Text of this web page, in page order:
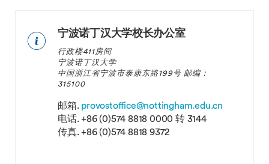
宁波诺丁汉大学校长办公室
行政楼411房间
宁波诺丁汉大学
中国浙江省宁波市泰康东路199号 邮编：
315100
邮箱. provostoffice@nottingham.edu.cn
电话.+86 (0)574 8818 0000 转 3144
传真.+86 (0)574 8818 9372